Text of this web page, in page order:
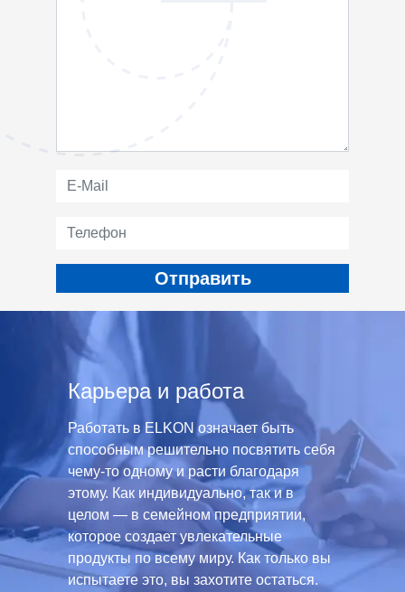
Карьера и работа
Работать в ELKON означает быть
способным решительно посвятить себя
чему-то одному и расти благодаря
этому. Как индивидуально, так и в
целом — в семейном предприятии,
которое создает увлекательные
продукты по всему миру. Как только вы
испытаете это, вы захотите остаться.